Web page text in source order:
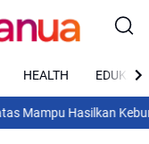
HEALTH EDUKASI
Hasilkan Kebun